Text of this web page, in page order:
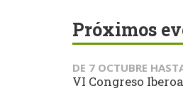
Próximos
DE 7 OCTUBRE
VI Congreso